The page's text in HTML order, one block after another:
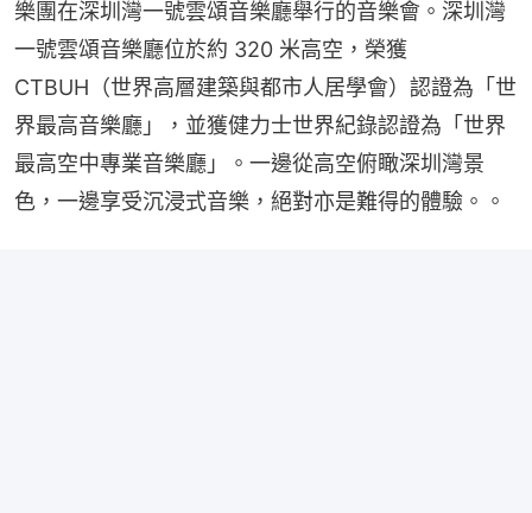
樂團在深圳灣一號雲頌音樂廳舉行的音樂會。深圳灣
一號雲頌音樂廳位於約 320 米高空，榮獲
CTBUH（世界高層建築與都市人居學會）認證為「世
界最高音樂廳」，並獲健力士世界紀錄認證為「世界
最高空中專業音樂廳」。一邊從高空俯瞰深圳灣景
色，一邊享受沉浸式音樂，絕對亦是難得的體驗。。